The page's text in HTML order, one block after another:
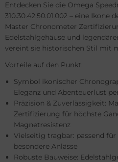
Entdecken Sie die Omega
310.30.42.50.01.002 – eine Ikone
Master Chronometer
Edelstahlgehäuse und
vereint sie historischen Stil mit
Vorteile auf den Punkt:
Symbol ikonischer
Eleganz und Abenteuerlust
Präzision & Zuverlässigkeit:
Zertifizierung für höchste
Magnetresistenz
Vielseitig tragbar: passend für
besondere Anlässe
Robuste Bauweise: